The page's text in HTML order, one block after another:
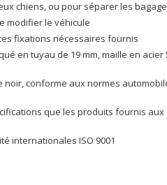
chiens, ou pour séparer les
modifier le véhicule
fixations nécessaires fournis
en tuyau de 19 mm, maille en acier
conforme aux normes
que les produits fournis
internationales ISO 9001